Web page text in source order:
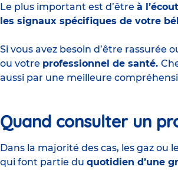
Le plus important est d’être à
les signaux spécifiques de votre
Si vous avez besoin d’être rassurée
ou votre professionnel de santé.
aussi par une meilleure
Quand consulter un
Dans la majorité des cas, les gaz
qui font partie du quotidien d’une